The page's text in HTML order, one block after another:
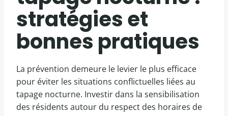
stratégies et
bonnes pratiques
La prévention demeure le levier le plus efficace
pour éviter les situations conflictuelles liées au
tapage nocturne. Investir dans la sensibilisation
des résidents autour du respect des horaires de